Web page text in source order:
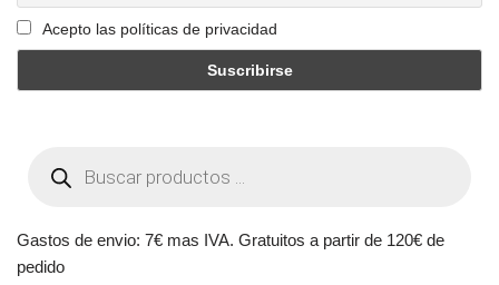
Acepto las políticas de privacidad
Gastos de envio: 7€ mas IVA. Gratuitos a partir de 120€ de
pedido